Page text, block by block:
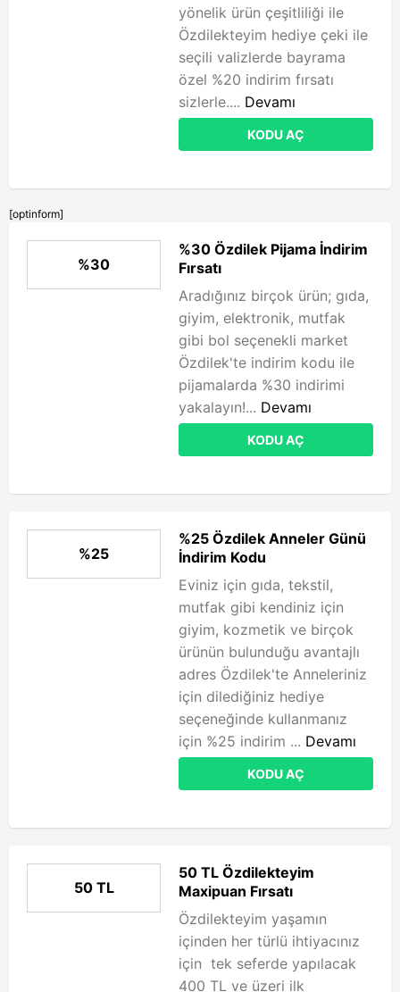
yönelik ürün çeşitliliği ile
Özdilekteyim hediye çeki ile
seçili valizlerde bayrama
özel %20 indirim fırsatı
sizlerle.... Devamı
KODU AÇ
[optinform]
%30
%30 Özdilek Pijama İndirim
Fırsatı
Aradığınız birçok ürün; gıda,
giyim, elektronik, mutfak
gibi bol seçenekli market
Özdilek'te indirim kodu ile
pijamalarda %30 indirimi
yakalayın!... Devamı
KODU AÇ
%25
%25 Özdilek Anneler Günü
İndirim Kodu
Eviniz için gıda, tekstil,
mutfak gibi kendiniz için
giyim, kozmetik ve birçok
ürünün bulunduğu avantajlı
adres Özdilek'te Anneleriniz
için dilediğiniz hediye
seçeneğinde kullanmanız
için %25 indirim ... Devamı
KODU AÇ
50 TL
50 TL Özdilekteyim
Maxipuan Fırsatı
Özdilekteyim yaşamın
içinden her türlü ihtiyacınız
için tek seferde yapılacak
400 TL ve üzeri ilk